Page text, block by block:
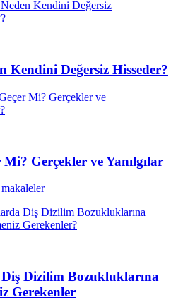
Kendini Değersiz Hisseder?
Gerçekler ve Yanılgılar
Dizilim Bozukluklarına
Gerekenler